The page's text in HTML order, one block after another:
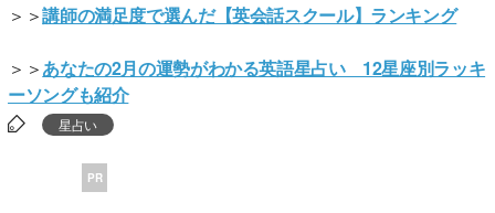
＞＞講師の満足度で選んだ【英会話スクール】ランキング
＞＞あなたの2月の運勢がわかる英語星占い 12星座別ラッキ
ーソングも紹介
星占い
PR